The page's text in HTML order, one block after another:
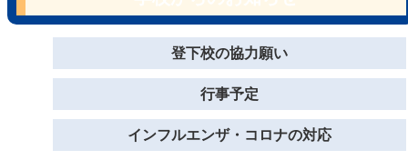
登下校の協力願い
行事予定
インフルエンザ・コロナの対応